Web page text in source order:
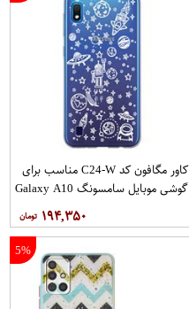
کاور مگافون کد C24-W مناسب برای
گوشی موبایل سامسونگ Galaxy A10
۱۹۴,۳۵۰
5%